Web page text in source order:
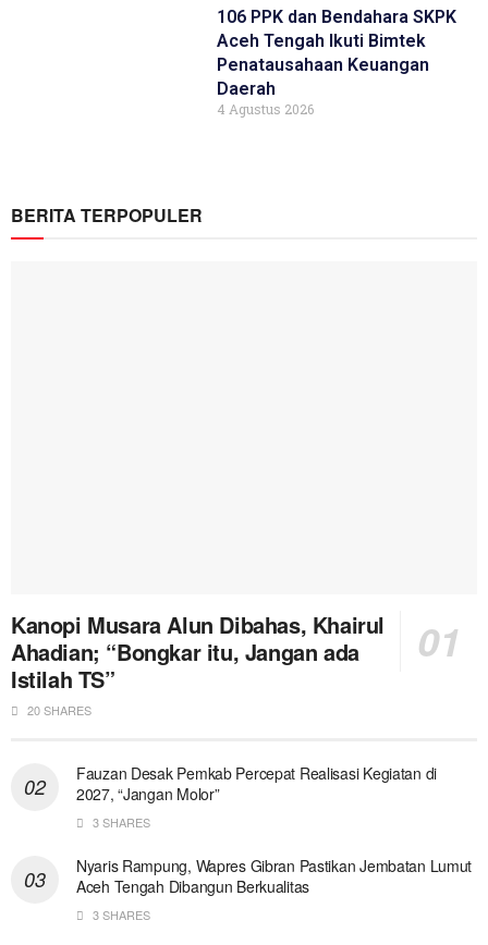
106 PPK dan Bendahara SKPK
Aceh Tengah Ikuti Bimtek
Penatausahaan Keuangan
Daerah
4 Agustus 2026
BERITA TERPOPULER
Kanopi Musara Alun Dibahas, Khairul
Ahadian; “Bongkar itu, Jangan ada
Istilah TS”
20 SHARES
Fauzan Desak Pemkab Percepat Realisasi Kegiatan di
2027, “Jangan Molor”
3 SHARES
Nyaris Rampung, Wapres Gibran Pastikan Jembatan Lumut
Aceh Tengah Dibangun Berkualitas
3 SHARES